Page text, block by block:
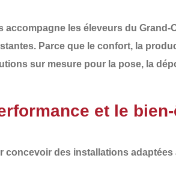
accompagne les éleveurs du Grand-
. Parce que le confort, la
sur mesure pour la pose, la
et le
concevoir des installations adaptées